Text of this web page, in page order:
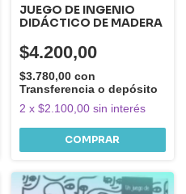
JUEGO DE INGENIO
DIDÁCTICO DE MADERA
$4.200,00
$3.780,00 con
Transferencia o depósito
2 x $2.100,00 sin interés
COMPRAR